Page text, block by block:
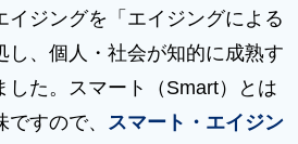
イジングを「エイジングによる
し、個人・社会が知的に成熟す
した。スマート（Smart）とは
ですので、
スマート・エイジン